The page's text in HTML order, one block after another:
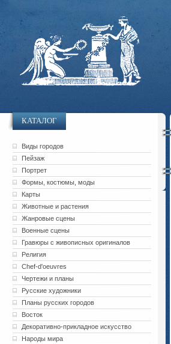
КАТАЛОГ
Виды городов
Пейзаж
Портрет
Формы, костюмы, моды
Карты
Животные и растения
Жанровые сцены
Военные сцены
Гравюры с живописных оригиналов
Религия
Chef-d'oeuvres
Чертежи и планы
Русские художники
Планы русских городов
Восток
Декоративно-прикладное искусство
Народы мира